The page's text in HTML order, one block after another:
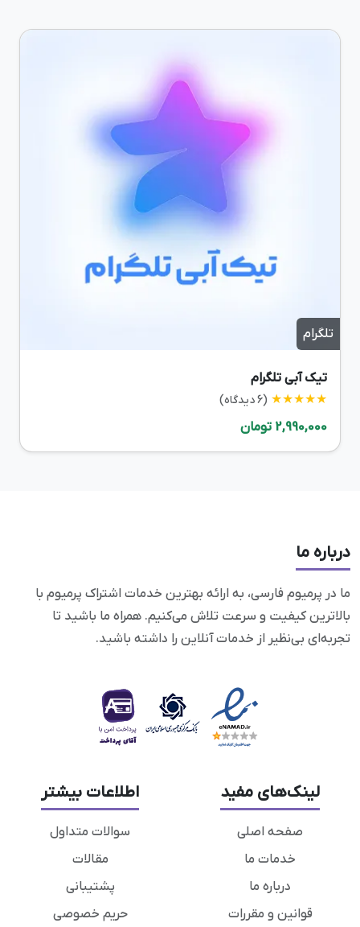
تلگرام
تیک آبی تلگرام
★★★★★ (6 دیدگاه)
2,990,000 تومان
درباره ما
ما در پرمیوم فارسی، به ارائه بهترین خدمات اشتراک پرمیوم با
بالاترین کیفیت و سرعت تلاش می‌کنیم. همراه ما باشید تا
تجربه‌ای بی‌نظیر از خدمات آنلاین را داشته باشید.
لینک‌های مفید
صفحه اصلی
خدمات ما
درباره ما
قوانین و مقررات
اطلاعات بیشتر
سوالات متداول
مقالات
پشتیبانی
حریم خصوصی